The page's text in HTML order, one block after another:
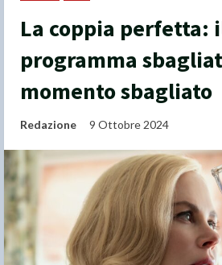
La coppia perfetta:
programma
momento sbagliato
Redazione 9 Ottobre 2024